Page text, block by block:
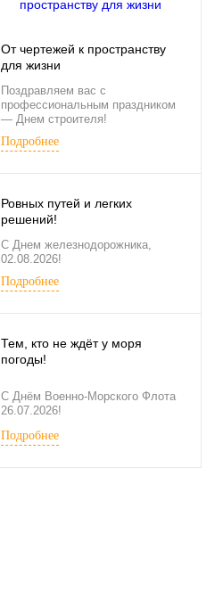
От чертежей к пространству
для жизни
Поздравляем вас с
профессиональным праздником
— Днем строителя!
Подробнее
Ровных путей и легких
решений!
С Днем железнодорожника,
02.08.2026!
Подробнее
Тем, кто не ждёт у моря
погоды!
С Днём Военно-Морского Флота
26.07.2026!
Подробнее